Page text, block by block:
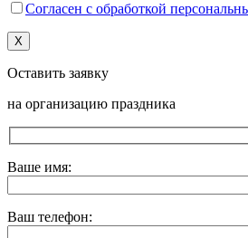
Согласен с обработкой
X
Оставить заявку
на организацию праздника
Ваше имя:
Ваш телефон: